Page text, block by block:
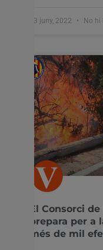
23 juny, 2022 No hi
El Consorci
prepara per
més de mil